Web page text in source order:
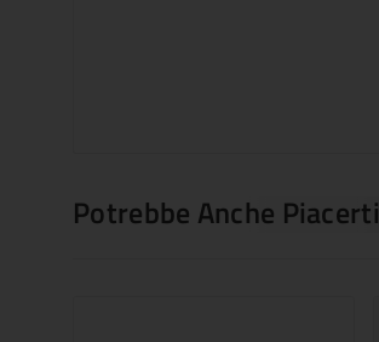
Potrebbe Anche Piacerti